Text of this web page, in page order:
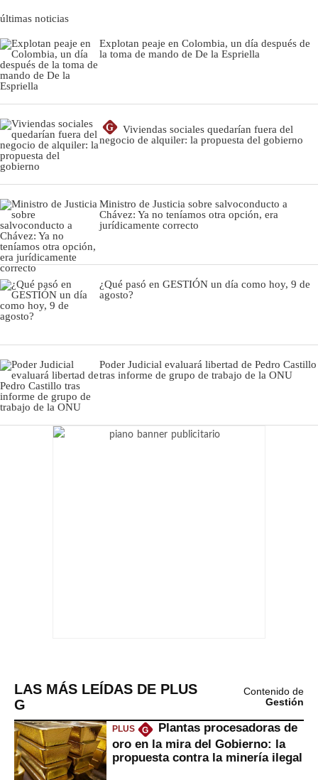
últimas noticias
Explotan peaje en Colombia, un día después de
la toma de mando de De la Espriella
G
Viviendas sociales quedarían fuera del
negocio de alquiler: la propuesta del gobierno
Ministro de Justicia sobre salvoconducto a
Chávez: Ya no teníamos otra opción, era
jurídicamente correcto
¿Qué pasó en GESTIÓN un día como hoy, 9 de
agosto?
Poder Judicial evaluará libertad de Pedro Castillo
tras informe de grupo de trabajo de la ONU
LAS MÁS LEÍDAS DE PLUS
G
Contenido de
Gestión
PLUS G
Plantas procesadoras de
oro en la mira del Gobierno: la
propuesta contra la minería ilegal